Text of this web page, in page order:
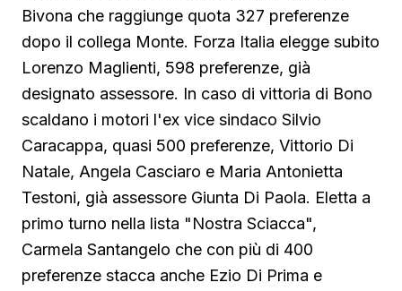
Bivona che raggiunge quota 327 preferenze
dopo il collega Monte. Forza Italia elegge subito
Lorenzo Maglienti, 598 preferenze, già
designato assessore. In caso di vittoria di Bono
scaldano i motori l'ex vice sindaco Silvio
Caracappa, quasi 500 preferenze, Vittorio Di
Natale, Angela Casciaro e Maria Antonietta
Testoni, già assessore Giunta Di Paola. Eletta a
primo turno nella lista "Nostra Sciacca",
Carmela Santangelo che con più di 400
preferenze stacca anche Ezio Di Prima e